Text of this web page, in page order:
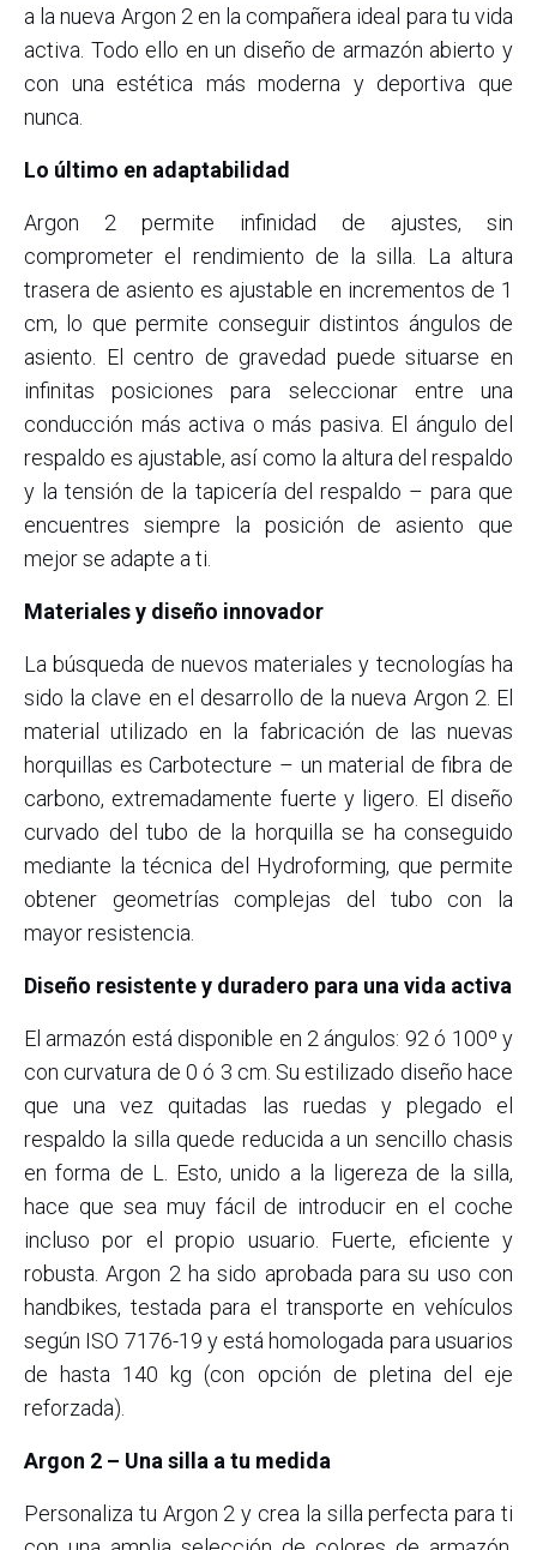
a la nueva Argon 2 en la compañera ideal para tu vida
activa. Todo ello en un diseño de armazón abierto y
con una estética más moderna y deportiva que
nunca.
Lo último en adaptabilidad
Argon 2 permite infinidad de ajustes, sin
comprometer el rendimiento de la silla. La altura
trasera de asiento es ajustable en incrementos de 1
cm, lo que permite conseguir distintos ángulos de
asiento. El centro de gravedad puede situarse en
infinitas posiciones para seleccionar entre una
conducción más activa o más pasiva. El ángulo del
respaldo es ajustable, así como la altura del respaldo
y la tensión de la tapicería del respaldo – para que
encuentres siempre la posición de asiento que
mejor se adapte a ti.
Materiales y diseño innovador
La búsqueda de nuevos materiales y tecnologías ha
sido la clave en el desarrollo de la nueva Argon 2. El
material utilizado en la fabricación de las nuevas
horquillas es Carbotecture – un material de fibra de
carbono, extremadamente fuerte y ligero. El diseño
curvado del tubo de la horquilla se ha conseguido
mediante la técnica del Hydroforming, que permite
obtener geometrías complejas del tubo con la
mayor resistencia.
Diseño resistente y duradero para una vida activa
El armazón está disponible en 2 ángulos: 92 ó 100º y
con curvatura de 0 ó 3 cm. Su estilizado diseño hace
que una vez quitadas las ruedas y plegado el
respaldo la silla quede reducida a un sencillo chasis
en forma de L. Esto, unido a la ligereza de la silla,
hace que sea muy fácil de introducir en el coche
incluso por el propio usuario. Fuerte, eficiente y
robusta. Argon 2 ha sido aprobada para su uso con
handbikes, testada para el transporte en vehículos
según ISO 7176-19 y está homologada para usuarios
de hasta 140 kg (con opción de pletina del eje
reforzada).
Argon 2 – Una silla a tu medida
Personaliza tu Argon 2 y crea la silla perfecta para ti